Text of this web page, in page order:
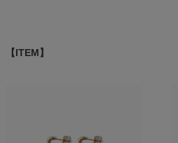
【ITEM】